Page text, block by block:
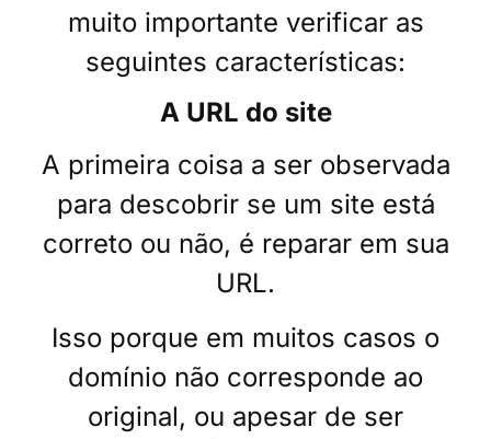
muito importante verificar as
seguintes características:
A URL do site
A primeira coisa a ser observada
para descobrir se um site está
correto ou não, é reparar em sua
URL.
Isso porque em muitos casos o
domínio não corresponde ao
original, ou apesar de ser